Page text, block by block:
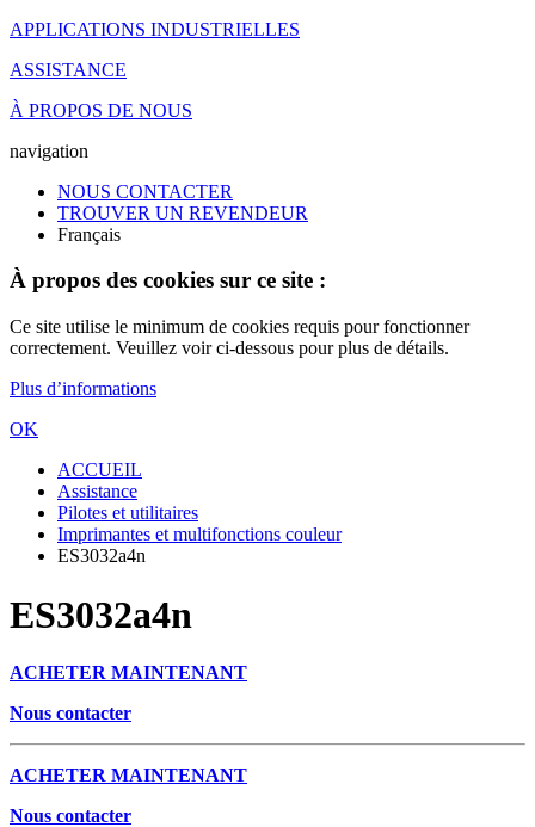
APPLICATIONS INDUSTRIELLES
ASSISTANCE
À PROPOS DE NOUS
navigation
NOUS CONTACTER
TROUVER UN REVENDEUR
Français
À propos des cookies sur ce site :
Ce site utilise le minimum de cookies requis pour fonctionner
correctement. Veuillez voir ci-dessous pour plus de détails.
Plus d’informations
OK
ACCUEIL
Assistance
Pilotes et utilitaires
Imprimantes et multifonctions couleur
ES3032a4n
ES3032a4n
ACHETER MAINTENANT
Nous contacter
ACHETER MAINTENANT
Nous contacter